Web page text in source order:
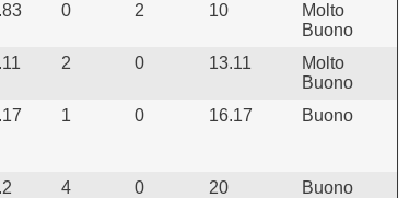
0 2 10
Molto
Buono
2 0 13.11
Molto
Buono
1 0 16.17 Buono
4 0 20 Buono